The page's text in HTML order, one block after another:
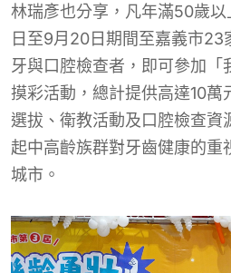
林瑞彥也分享，凡年滿50歲
日至9月20日期間至嘉義市23
牙與口腔檢查者，即可參加「
摸彩活動，總計提供高達10萬
選拔、衛教活動及口腔檢查資
起中高齡族群對牙齒健康的重
城市。